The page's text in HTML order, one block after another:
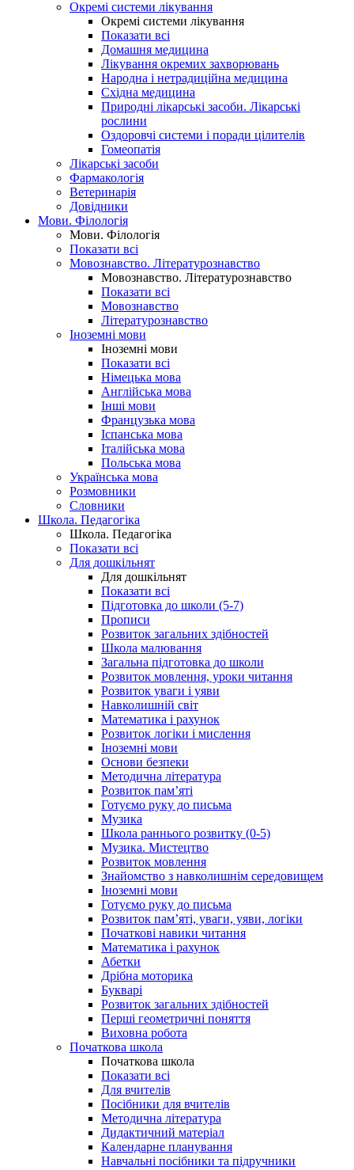
Окремі системи лікування
Окремі системи лікування
Показати всі
Домашня медицина
Лікування окремих захворювань
Народна і нетрадиційна медицина
Східна медицина
Природні лікарські засоби. Лікарські
рослини
Оздоровчі системи і поради цілителів
Гомеопатія
Лікарські засоби
Фармакологія
Ветеринарія
Довідники
Мови. Філологія
Мови. Філологія
Показати всі
Мовознавство. Літературознавство
Мовознавство. Літературознавство
Показати всі
Мовознавство
Літературознавство
Іноземні мови
Іноземні мови
Показати всі
Німецька мова
Англійська мова
Інші мови
Французька мова
Іспанська мова
Італійська мова
Польська мова
Українська мова
Розмовники
Словники
Школа. Педагогіка
Школа. Педагогіка
Показати всі
Для дошкільнят
Для дошкільнят
Показати всі
Підготовка до школи (5-7)
Прописи
Розвиток загальних здібностей
Школа малювання
Загальна підготовка до школи
Розвиток мовлення, уроки читання
Розвиток уваги і уяви
Навколишній світ
Математика і рахунок
Розвиток логіки і мислення
Іноземні мови
Основи безпеки
Методична література
Розвиток пам’яті
Готуємо руку до письма
Музика
Школа раннього розвитку (0-5)
Музика. Мистецтво
Розвиток мовлення
Знайомство з навколишнім середовищем
Іноземні мови
Готуємо руку до письма
Розвиток пам’яті, уваги, уяви, логіки
Початкові навики читання
Математика і рахунок
Абетки
Дрібна моторика
Букварі
Розвиток загальних здібностей
Перші геометричні поняття
Виховна робота
Початкова школа
Початкова школа
Показати всі
Для вчителів
Посібники для вчителів
Методична література
Дидактичний матеріал
Календарне планування
Навчальні посібники та підручники